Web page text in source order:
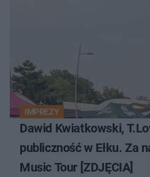
IMPREZY
Dawid Kwiatkowski,
publiczność w Ełku. Za
Music Tour [ZDJĘCIA]